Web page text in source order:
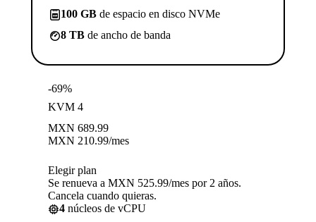
100 GB de espacio en disco NVMe
8 TB de ancho de banda
-69%
KVM 4
MXN 689.99
MXN 210.99/mes
Elegir plan
Se renueva a MXN 525.99/mes por 2 años.
Cancela cuando quieras.
4 núcleos de vCPU